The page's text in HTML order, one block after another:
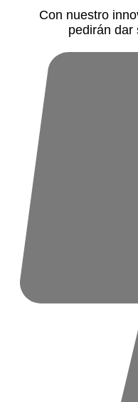
Con nuestro
pedirán dar